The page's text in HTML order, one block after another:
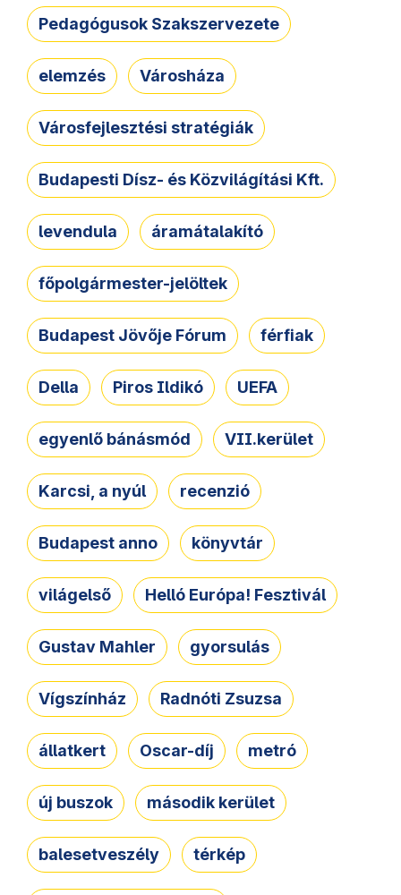
Pedagógusok Szakszervezete
elemzés Városháza
Városfejlesztési stratégiák
Budapesti Dísz- és Közvilágítási Kft.
levendula áramátalakító
főpolgármester-jelöltek
Budapest Jövője Fórum férfiak
Della Piros Ildikó UEFA
egyenlő bánásmód VII.kerület
Karcsi, a nyúl recenzió
Budapest anno könyvtár
világelső Helló Európa! Fesztivál
Gustav Mahler gyorsulás
Vígszínház Radnóti Zsuzsa
állatkert Oscar-díj metró
új buszok második kerület
balesetveszély térkép